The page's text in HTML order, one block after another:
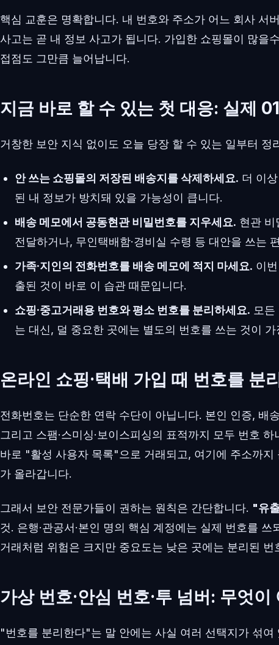
핵심 교훈은 명확합니다. 내 번호와 주소가 어느 회사 서
사고는 곧 내 정보 사고가 됩니다. 가입한 쇼핑몰이 많을
접점도 그만큼 늘어납니다.
지금 바로 할 수 있는 첫 대응: 실제
거창한 보안 지식 없이도 오늘 당장 할 수 있는 일부터 정
안 쓰는 쇼핑몰의 저장된 배송지를 삭제하세요. 더 이
된 내 정보가 방치돼 있을 가능성이 큽니다.
배송 메모에서 공동현관 비밀번호를 지우세요. 현관 비
전달하거나, 무인택배함·경비실 수령 등 대안을 쓰는
가족·지인의 전화번호를 배송 메모에 적지 마세요. 이
출된 것이 바로 이 습관 때문입니다.
쇼핑·중고거래용 번호와 평소 번호를 분리하세요. 모
는 대신, 덜 중요한 곳에는 별도의 번호를 쓰는 것이
온라인 쇼핑·택배 가입 때 번호를 분
전화번호는 단순한 연락 수단이 아닙니다. 본인 인증, 배
그리고 스팸·스미싱·보이스피싱의 표적까지 모두 번호
바로 "활성 사용자 목록"으로 거래되고, 여기에 주소까지
가 올라갑니다.
그래서 보안 전문가들이 권하는 원칙은 간단합니다. "유
것. 은행·관공서·본인 명의 핵심 계정에는 실제 번호를 쓰
거래처럼 위험은 크지만 중요도는 낮은 곳에는 분리된 번
가상 번호·안심 번호·투 넘버: 무엇
"번호를 분리한다"는 말 안에는 사실 여러 선택지가 섞여